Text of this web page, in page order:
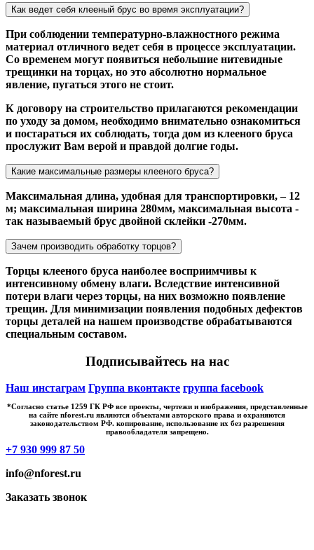
Как ведет себя клееный брус во время эксплуатации?
При соблюдении температурно-влажностного режима
материал отличного ведет себя в процессе эксплуатации.
Со временем могут появиться небольшие нитевидные
трещинки на торцах, но это абсолютно нормальное
явление, пугаться этого не стоит.
К договору на строительство прилагаются рекомендации
по уходу за домом, необходимо внимательно ознакомиться
и постараться их соблюдать, тогда дом из клееного бруса
прослужит Вам верой и правдой долгие годы.
Какие максимальные размеры клееного бруса?
Максимальная длина, удобная для транспортировки, – 12
м; максимальная ширина 280мм, максимальная высота -
так называемый брус двойной склейки -270мм.
Зачем производить обработку торцов?
Торцы клееного бруса наиболее восприимчивы к
интенсивному обмену влаги. Вследствие интенсивной
потери влаги через торцы, на них возможно появление
трещин. Для минимизации появления подобных дефектов
торцы деталей на нашем производстве обрабатываются
специальным составом.
Подписывайтесь на нас
Наш инстаграм Группа вконтакте группа facebook
*Cогласно статье 1259 ГК РФ все проекты, чертежи и изображения, представленные
на сайте nforest.ru являются объектами авторского права и охраняются
законодательством РФ. копирование, использование их без разрешения
правообладателя запрещено.
+7 930 999 87 50
info@nforest.ru
Заказать звонок